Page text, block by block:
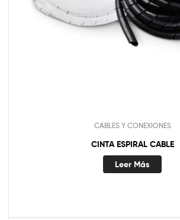
CABLES Y CONEXIONES
CINTA ESPIRAL CABLE
Leer Más